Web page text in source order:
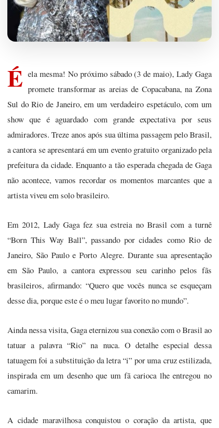
É ela mesma! No próximo sábado (3 de maio), Lady Gaga
promete transformar as areias de Copacabana, na Zona
Sul do Rio de Janeiro, em um verdadeiro espetáculo, com um
show que é aguardado com grande expectativa por seus
admiradores. Treze anos após sua última passagem pelo Brasil,
a cantora se apresentará em um evento gratuito organizado pela
prefeitura da cidade. Enquanto a tão esperada chegada de Gaga
não acontece, vamos recordar os momentos marcantes que a
artista viveu em solo brasileiro.
Em 2012, Lady Gaga fez sua estreia no Brasil com a turnê
“Born This Way Ball”, passando por cidades como Rio de
Janeiro, São Paulo e Porto Alegre. Durante sua apresentação
em São Paulo, a cantora expressou seu carinho pelos fãs
brasileiros, afirmando: “Quero que vocês nunca se esqueçam
desse dia, porque este é o meu lugar favorito no mundo”.
Ainda nessa visita, Gaga eternizou sua conexão com o Brasil ao
tatuar a palavra “Rio” na nuca. O detalhe especial dessa
tatuagem foi a substituição da letra “i” por uma cruz estilizada,
inspirada em um desenho que um fã carioca lhe entregou no
camarim.
A cidade maravilhosa conquistou o coração da artista, que